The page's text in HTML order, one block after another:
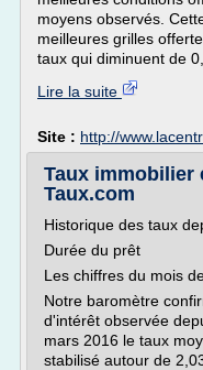
moyens observés.
meilleures grilles
taux qui diminuent de
Lire la suite
Site : http://
Taux immobilier
Taux.com
Historique des taux
Durée du prêt
Les chiffres du mois
Notre baromètre
d'intérêt observée
mars 2016 le taux
stabilisé autour de